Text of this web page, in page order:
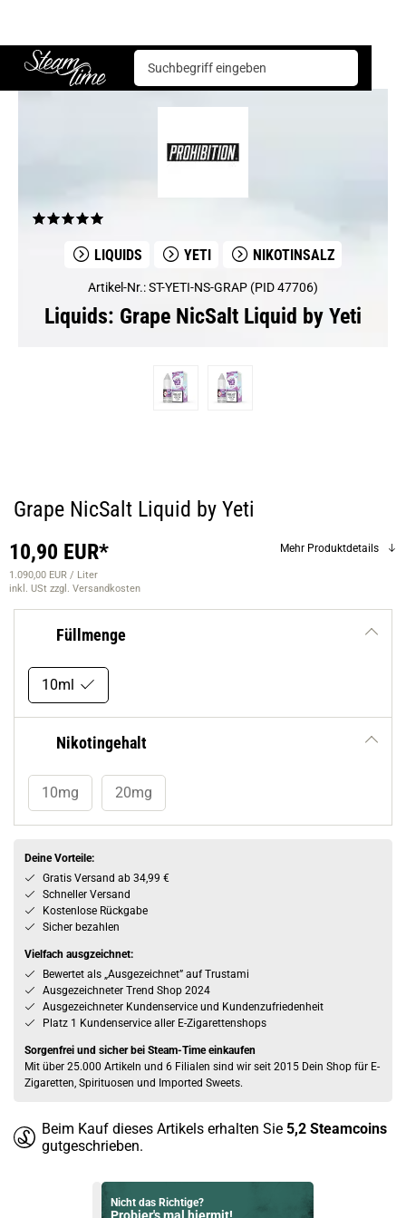
Steam time
Liquids Grape NicSalt Liquid by Yeti
LIQUIDS YETI NIKOTINSALZ
Artikel-Nr.: ST-YETI-NS-GRAP (PID 47706)
Liquids: Grape NicSalt Liquid by Yeti
Grape NicSalt Liquid by Yeti
10,90 EUR*
1.090,00 EUR / Liter
inkl. USt zzgl. Versandkosten
Mehr Produktdetails
Füllmenge
10ml
Nikotingehalt
10mg 20mg
Deine Vorteile:
Gratis Versand ab 34,99 €
Schneller Versand
Kostenlose Rückgabe
Sicher bezahlen
Vielfach ausgzeichnet:
Bewertet als „Ausgezeichnet” auf Trustami
Ausgezeichneter Trend Shop 2024
Ausgezeichneter Kundenservice und Kundenzufriedenheit
Platz 1 Kundenservice aller E-Zigarettenshops
Sorgenfrei und sicher bei Steam-Time einkaufen
Mit über 25.000 Artikeln und 6 Filialen sind wir seit 2015 Dein Shop für E-
Zigaretten, Spirituosen und Imported Sweets.
Beim Kauf dieses Artikels erhalten Sie 5,2 Steamcoins
gutgeschrieben.
Nicht das Richtige?